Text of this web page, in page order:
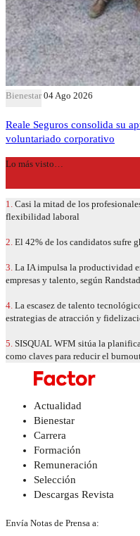
Bienestar 04 Ago 2026
Reale Seguros consolida su
voluntariado corporativo
Lo más visto…
1. Casi la mitad de los
flexibilidad laboral
2. El 42% de los candidatos sufre
3. La IA impulsa la productividad
empresas y talento, según Randstad
4. La escasez de talento
estrategias de atracción y
5. SISQUAL WFM sitúa la
como claves para reducir el
Actualidad
Bienestar
Carrera
Formación
Remuneración
Selección
Descargas Revista
Envía Notas de Prensa a: